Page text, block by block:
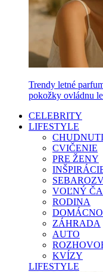
Trendy letné
pokožky ovládnu
CELEBRITY
LIFESTYLE
CVIČENIE
PRE ŽENY
VOĽNÝ
RODINA
ZÁHRADA
AUTO
KVÍZY
LIFESTYLE